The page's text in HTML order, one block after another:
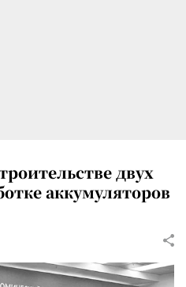
двух
аккумуляторов